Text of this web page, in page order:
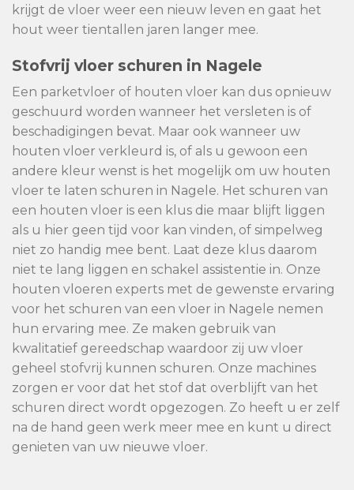
krijgt de vloer weer een nieuw leven en gaat het
hout weer tientallen jaren langer mee.
Stofvrij vloer schuren in Nagele
Een parketvloer of houten vloer kan dus opnieuw
geschuurd worden wanneer het versleten is of
beschadigingen bevat. Maar ook wanneer uw
houten vloer verkleurd is, of als u gewoon een
andere kleur wenst is het mogelijk om uw houten
vloer te laten schuren in Nagele. Het schuren van
een houten vloer is een klus die maar blijft liggen
als u hier geen tijd voor kan vinden, of simpelweg
niet zo handig mee bent. Laat deze klus daarom
niet te lang liggen en schakel assistentie in. Onze
houten vloeren experts met de gewenste ervaring
voor het schuren van een vloer in Nagele nemen
hun ervaring mee. Ze maken gebruik van
kwalitatief gereedschap waardoor zij uw vloer
geheel stofvrij kunnen schuren. Onze machines
zorgen er voor dat het stof dat overblijft van het
schuren direct wordt opgezogen. Zo heeft u er zelf
na de hand geen werk meer mee en kunt u direct
genieten van uw nieuwe vloer.